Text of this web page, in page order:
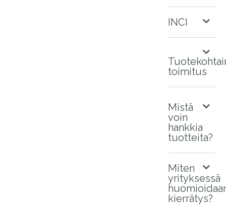
INCI
toimitus
Mistä
voin
hankkia
tuotteita?
Miten
yrityksessä
kierrätys?